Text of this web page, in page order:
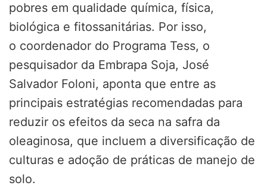
pobres em qualidade química, física,
biológica e fitossanitárias. Por isso,
o coordenador do Programa Tess, o
pesquisador da Embrapa Soja, José
Salvador Foloni, aponta que entre as
principais estratégias recomendadas para
reduzir os efeitos da seca na safra da
oleaginosa, que incluem a diversificação de
culturas e adoção de práticas de manejo de
solo.